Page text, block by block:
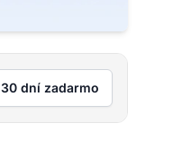
30 dní zadarmo